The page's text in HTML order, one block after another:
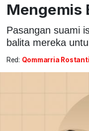
Mengemis
Pasangan suami
balita mereka
Red: Qommarria Rostanti